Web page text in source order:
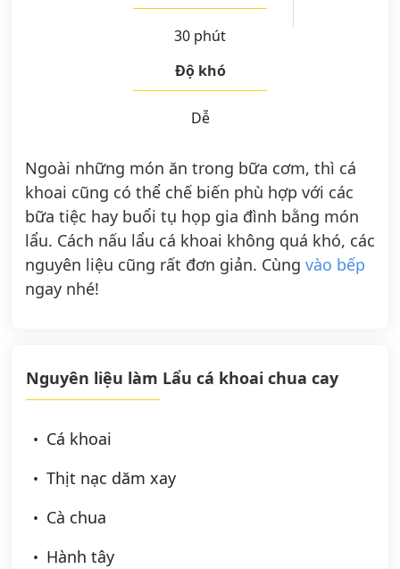
30 phút
Độ khó
Dễ
Ngoài những món ăn trong bữa cơm, thì cá
khoai cũng có thể chế biến phù hợp với các
bữa tiệc hay buổi tụ họp gia đình bằng món
lẩu. Cách nấu lẩu cá khoai không quá khó, các
nguyên liệu cũng rất đơn giản. Cùng vào bếp
ngay nhé!
Nguyên liệu làm Lẩu cá khoai chua cay
Cá khoai
Thịt nạc dăm xay
Cà chua
Hành tây